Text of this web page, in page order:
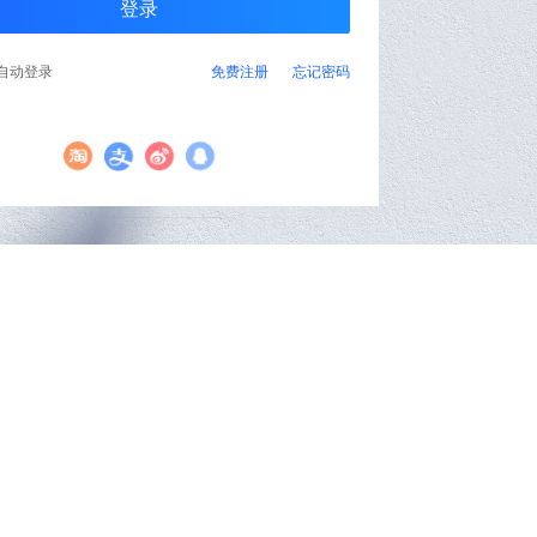
忘记密码
免费注册
动登录